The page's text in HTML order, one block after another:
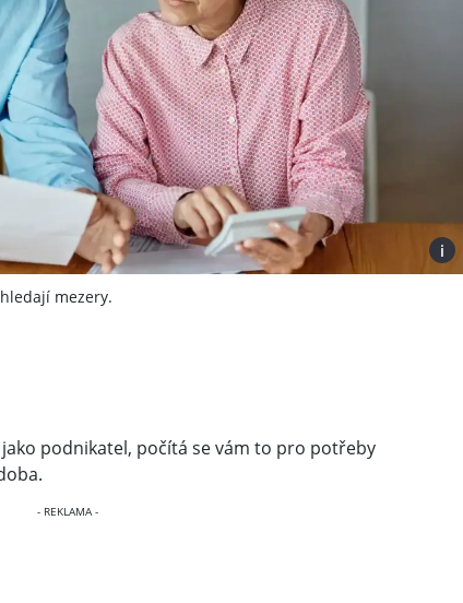
i
mezery.
podnikatel, počítá se vám to pro potřeby